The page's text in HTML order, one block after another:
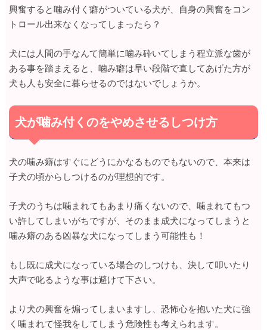
興奮すると噛み付く癖がついている犬が、自身の興奮をコン
トロール出来なくなってしまったら？
犬には人間の手なんて簡単に噛み砕いてしまう程立派な歯が
ある事を踏まえると、噛み癖は早い段階で直してあげた方が
犬も人も安全に暮らせるのではないでしょうか。
犬が噛み付くのをやめさせるしつけ方
犬の噛み癖はすぐにどうにかなるものでもないので、本来は
子犬の頃からしつけるのが理想的です。
子犬のうちは噛まれてもあまり痛くないので、噛まれてもつ
い許してしまいがちですが、そのまま成犬になってしまうと
噛み癖のある凶暴な犬になってしまう可能性も！
もし既に成犬になっている場合のしつけも、決して叩いたり
大声で叱るような事は避けて下さい。
より犬の興奮を煽ってしまいますし、恐怖心を抱いた犬に強
く噛まれて怪我をしてしまう危険性も考えられます。